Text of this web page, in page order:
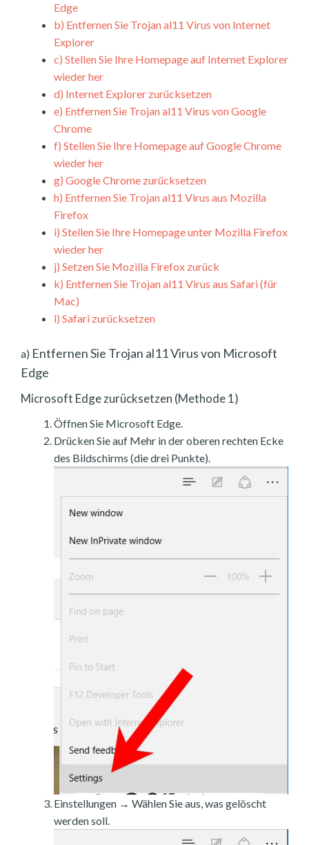
Edge
b) Entfernen Sie Trojan al11 Virus von Internet
Explorer
c) Stellen Sie Ihre Homepage auf Internet Explorer
wieder her
d) Internet Explorer zurücksetzen
e) Entfernen Sie Trojan al11 Virus von Google
Chrome
f) Stellen Sie Ihre Homepage auf Google Chrome
wieder her
g) Google Chrome zurücksetzen
h) Entfernen Sie Trojan al11 Virus aus Mozilla
Firefox
i) Stellen Sie Ihre Homepage unter Mozilla Firefox
wieder her
j) Setzen Sie Mozilla Firefox zurück
k) Entfernen Sie Trojan al11 Virus aus Safari (für
Mac)
l) Safari zurücksetzen
a) Entfernen Sie Trojan al11 Virus von Microsoft
Edge
Microsoft Edge zurücksetzen (Methode 1)
Öffnen Sie Microsoft Edge.
Drücken Sie auf Mehr in der oberen rechten Ecke
des Bildschirms (die drei Punkte).
Einstellungen → Wählen Sie aus, was gelöscht
werden soll.